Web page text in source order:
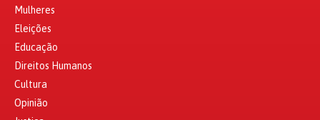
Mulheres
Eleições
Educação
Direitos Humanos
Cultura
Opinião